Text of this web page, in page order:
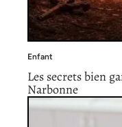
Enfant
Les secrets bien
Narbonne